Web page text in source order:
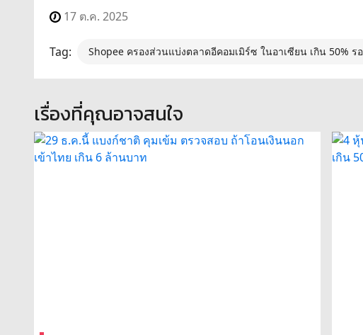
17 ต.ค. 2025
Tag: Shopee ครองส่วนแบ่งตลาดอีคอมเมิร์ซ ในอาเซียน เกิน 50% ร
เรื่องที่คุณอาจสนใจ